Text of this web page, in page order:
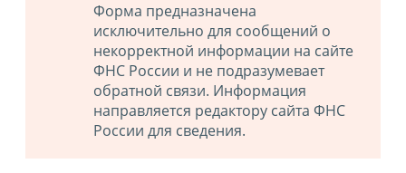
Форма предназначена
исключительно для сообщений о
некорректной информации на сайте
ФНС России и не подразумевает
обратной связи. Информация
направляется редактору сайта ФНС
России для сведения.